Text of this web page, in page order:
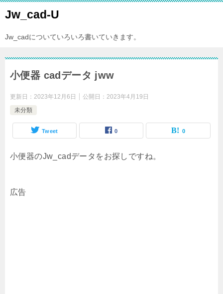
Jw_cad-U
Jw_cadについていろいろ書いていきます。
小便器 cadデータ jww
更新日： 2023年12月6日 公開日： 2023年4月19日
未分類
Tweet 0 0
小便器のJw_cadデータをお探しですね。
広告